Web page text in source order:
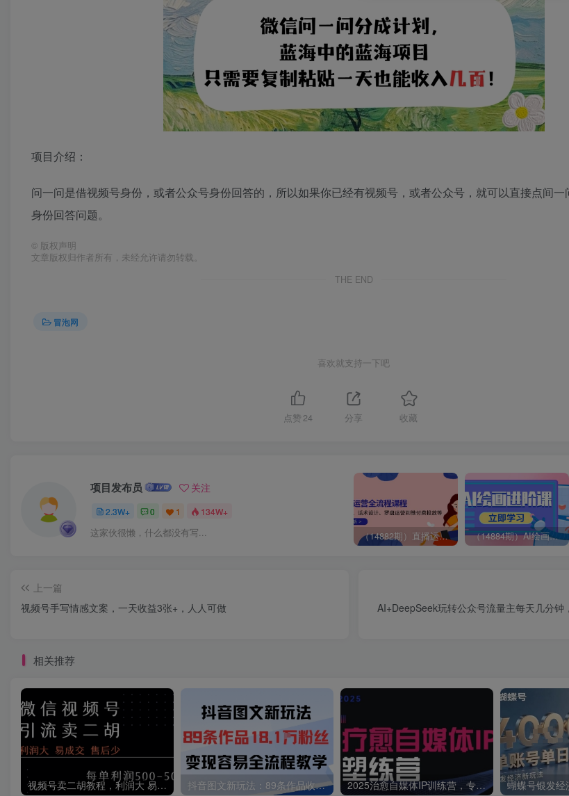
项目介绍：
问一问是借视频号身份，或者公众号身份回答的，所以如果你已经有视频号，或者公众号，就可以直接点间
身份回答问题。
© 版权声明
文章版权归作者所有，未经允许请勿转载。
THE END
冒泡网
喜欢就支持一下吧
点赞 24 分享 收藏
项目发布员 关注
2.3W+ 0 1 134W+
这家伙很懒，什么都没有写... （14882期）直播运营全流程课程-5月更新：从起号、话术设计、罗盘运营到微付费投放等 （14884期）AI绘画进阶课，涵盖电商摄影等多领域，PS操作与AI工具使用全面教学
上一篇
视频号手写情感文案，一天收益3张+，人人可做
AI+DeepSeek玩转公众号流量主每天几分钟
相关推荐
视频号卖二胡教程，利润大 易成交 售后少，一单利润5张+ 抖音图文新玩法：89条作品收获18.1W粉丝，变现容易全流程教学 2025治愈自媒体IP训练营，专为疗愈领域从业者打造